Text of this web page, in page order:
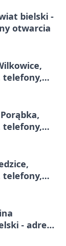
bielski -
otwarcia
telefony,
telefony,
telefony,
- adresy,